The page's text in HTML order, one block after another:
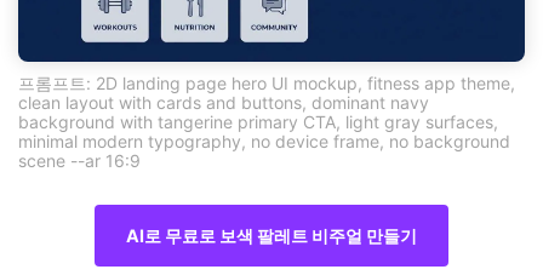
프롬프트: 2D landing page hero UI mockup, fitness app theme,
clean layout with cards and buttons, dominant navy
background with tangerine primary CTA, light gray surfaces,
minimal modern typography, no device frame, no background
scene --ar 16:9
AI로 무료로 보색 팔레트 비주얼 만들기